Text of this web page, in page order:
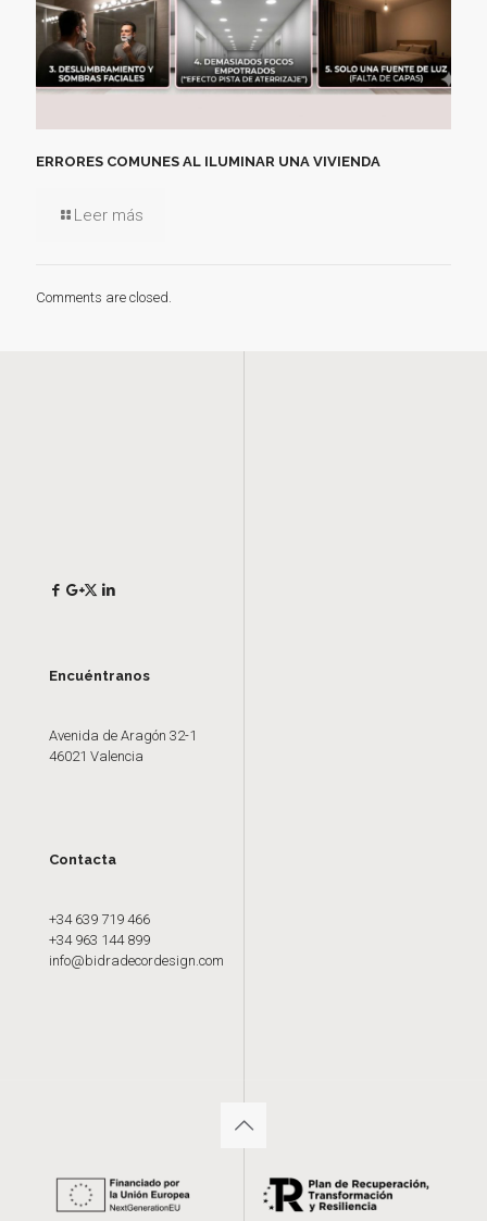
ERRORES COMUNES AL ILUMINAR UNA VIVIENDA
Leer más
Comments are closed.
Encuéntranos
Avenida de Aragón 32-1
46021 Valencia
Contacta
+34 639 719 466
+34 963 144 899
info@bidradecordesign.com